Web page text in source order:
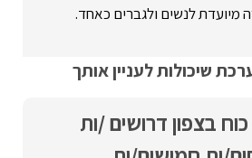
מיועדת לנשים ולגברים כאחד.
שיכולות לעניין אותך
בצפון דרושים /ות